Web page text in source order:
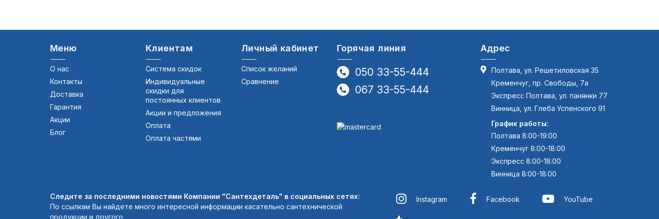
Меню
О нас
Контакты
Доставка
Гарантия
Акции
Блог
Клиентам
Система скидок
Индивидуальные
скидки для
постоянных клиентов
Акции и предложения
Оплата
Оплата частями
Личный кабинет
Список желаний
Сравнение
Горячая линия
050 33-55-444
067 33-55-444
Адрес
Полтава, ул. Решетиловская 35
Кременчуг, пр. Свободы, 7а
Экспресс Полтава, ул. панянки 77
Винница, ул. Глеба Успенского 91
График работы:
Полтава 8:00-19:00
Кременчуг 8:00-18:00
Экспресс 8:00-18:00
Винница 8:00-18:00
Следите за последними новостями Компании "Сантехдеталь" в социальных сетях:
По ссылкам Вы найдете много интересной информации касательно сантехнической
продукции и другого.
Instagram Facebook YouTube